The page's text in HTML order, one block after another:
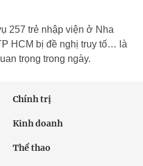
257 trẻ nhập viện ở Nha
HCM bị đề nghị truy tố… là
trọng trong ngày.
Chính trị
Kinh doanh
Thể thao